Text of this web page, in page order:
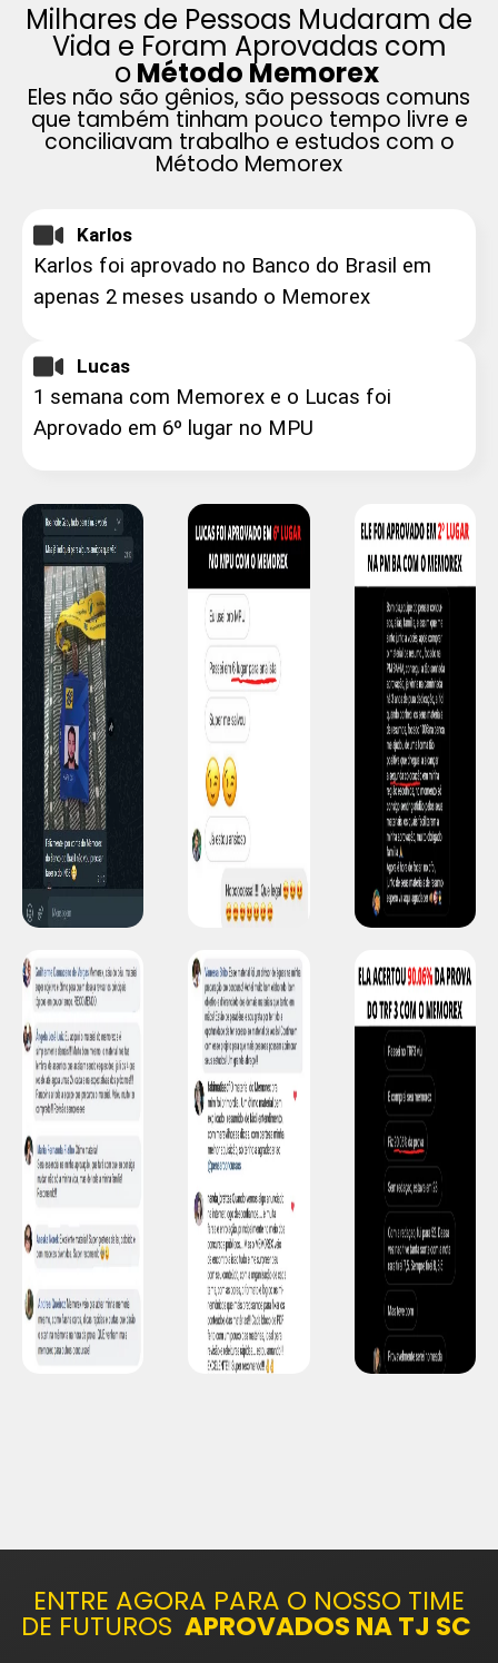
Milhares de Pessoas Mudaram de
Vida e Foram Aprovadas com
oMétodo Memorex
Eles não são gênios, são pessoas comuns
que também tinham pouco tempo livre e
conciliavam trabalho e estudos com o
Método Memorex
Karlos
Karlos foi aprovado no Banco do Brasil em
apenas 2 meses usando o Memorex
Lucas
1 semana com Memorex e o Lucas foi
Aprovado em 6º lugar no MPU
ENTRE AGORA PARA O NOSSO TIME
DE FUTUROS APROVADOS NA TJ SC